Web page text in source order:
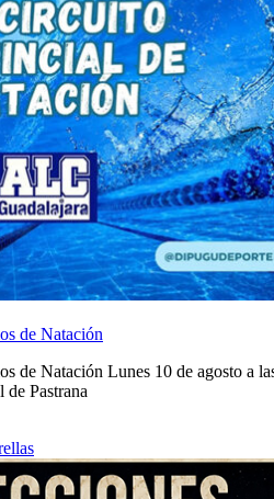
de Natación
de Natación Lunes 10 de agosto a
Pastrana